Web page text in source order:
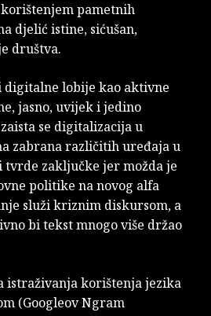
pametnih
djelić istine, sićušan,
društva.
digitalne lobije kao aktivne
jasno, uvijek i jedino
se digitalizacija u
zabrana različitih uređaja u
tvrde zaključke jer možda je
politike na novog alfa
služi kriznim diskursom, a
bi tekst mnogo više držao
istraživanja korištenja jezika
(Googleov Ngram